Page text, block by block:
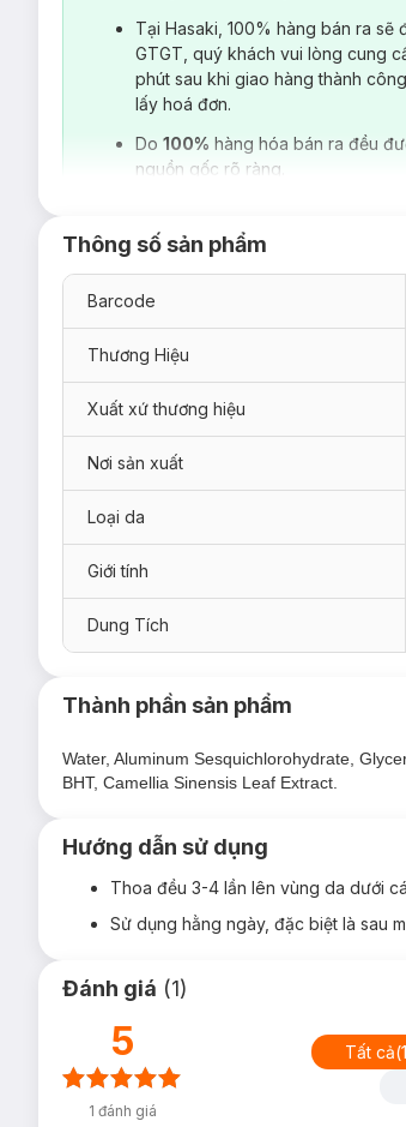
Lăn Khử Mùi Cho Nam Rexona
Sản phẩm thích hợp với mọi làn da
Đối tượng sử dụng Lăn Khử Mùi
Vùng da dưới cánh tay thường xuyên
Vùng da dưới cánh tay thường có mùi
Ưu thế nổi bật của Lăn Khử Mùi
Công nghệ MotionSensevới 1 triệu
Không để lại vệt trắng trên da hay vết
Tại Hasaki, 100% hàng bán ra sẽ
GTGT, quý khách vui lòng cung
phút sau khi giao hàng thành
lấy hoá đơn.
Do 100% hàng hóa bán ra đều
nguồn gốc rõ ràng.
Thông số sản phẩm
Barcode
Thương Hiệu
Xuất xứ thương hiệu
Nơi sản xuất
Loại da
Giới tính
Dung Tích
Thành phần sản phẩm
Water, Aluminum Sesquichlorohydrate,
BHT, Camellia Sinensis Leaf Extract.
Hướng dẫn sử dụng
Thoa đều 3-4 lần lên vùng da dưới
Sử dụng hằng ngày, đặc biệt là sau
Đánh giá (1)
5
1 đánh giá
Tất cả(1